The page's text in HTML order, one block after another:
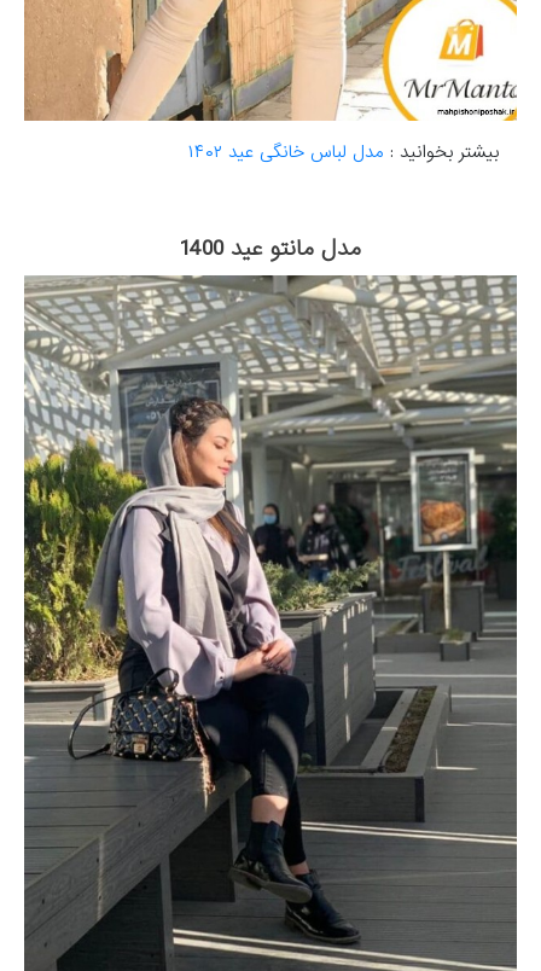
بیشتر بخوانید : مدل لباس خانگی عید ۱۴۰۲
مدل مانتو عید 1400